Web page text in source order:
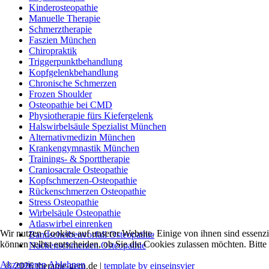
Kinderosteopathie
Manuelle Therapie
Schmerztherapie
Faszien München
Chiropraktik
Triggerpunktbehandlung
Kopfgelenkbehandlung
Chronische Schmerzen
Frozen Shoulder
Osteopathie bei CMD
Physiotherapie fürs Kiefergelenk
Halswirbelsäule Spezialist München
Alternativmedizin München
Krankengymnastik München
Trainings- & Sporttherapie
Craniosacrale Osteopathie
Kopfschmerzen-Osteopathie
Rückenschmerzen Osteopathie
Stress Osteopathie
Wirbelsäule Osteopathie
Atlaswirbel einrenken
Bandscheibenvorfall Osteopathie
Nackenschmerzen Osteopathie
© 2026 therapie-gern.de | template by einseinsvier
Wir nutzen Cookies auf unserer Website. Einige von ihnen sind
können selbst entscheiden, ob Sie die Cookies zulassen möchten.
AkzeptierenAblehnen